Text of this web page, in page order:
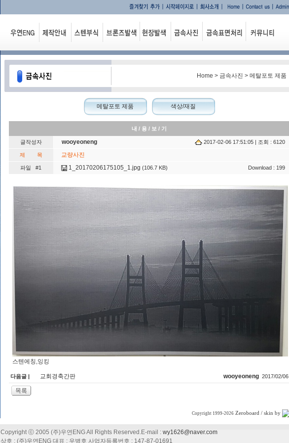
Home > 금속사진 > 메탈포토 제품
메탈포토 제품 색상/재질
내 / 용 / 보 / 기
글작성자 wooyeoneng 2017-02-06 17:51:05 | 조회 : 6120
제 목 교량사진
파일 #1 1_20170206175105_1.jpg (106.7 KB) Download : 199
스텐에칭,잉킹
다음글 | 교회경축간판 wooyeoneng 2017/02/06
Copyright 1999-2026 Zeroboard / skin by
Copyright ⓒ 2005 (주)우연ENG All Rights Reserved.E-mail : wy1626@naver.com
상호 : (주)우연ENG 대표 : 우병호 사업자등록번호 : 147-87-01691